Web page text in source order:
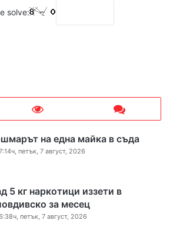
solve:
на една майка в съда
петък, 7 август, 2026
5 кг наркотици иззети в
за месец
петък, 7 август, 2026